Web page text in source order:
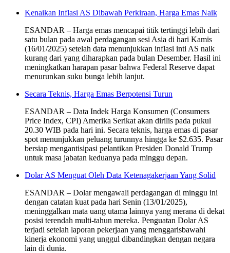
Kenaikan Inflasi AS Dibawah Perkiraan, Harga Emas Naik
ESANDAR – Harga emas mencapai titik tertinggi lebih dari
satu bulan pada awal perdagangan sesi Asia di hari Kamis
(16/01/2025) setelah data menunjukkan inflasi inti AS naik
kurang dari yang diharapkan pada bulan Desember. Hasil ini
meningkatkan harapan pasar bahwa Federal Reserve dapat
menurunkan suku bunga lebih lanjut.
Secara Teknis, Harga Emas Berpotensi Turun
ESANDAR – Data Indek Harga Konsumen (Consumers
Price Index, CPI) Amerika Serikat akan dirilis pada pukul
20.30 WIB pada hari ini. Secara teknis, harga emas di pasar
spot menunjukkan peluang turunnya hingga ke $2.635. Pasar
bersiap mengantisipasi pelantikan Presiden Donald Trump
untuk masa jabatan keduanya pada minggu depan.
Dolar AS Menguat Oleh Data Ketenagakerjaan Yang Solid
ESANDAR – Dolar mengawali perdagangan di minggu ini
dengan catatan kuat pada hari Senin (13/01/2025),
meninggalkan mata uang utama lainnya yang merana di dekat
posisi terendah multi-tahun mereka. Penguatan Dolar AS
terjadi setelah laporan pekerjaan yang menggarisbawahi
kinerja ekonomi yang unggul dibandingkan dengan negara
lain di dunia.